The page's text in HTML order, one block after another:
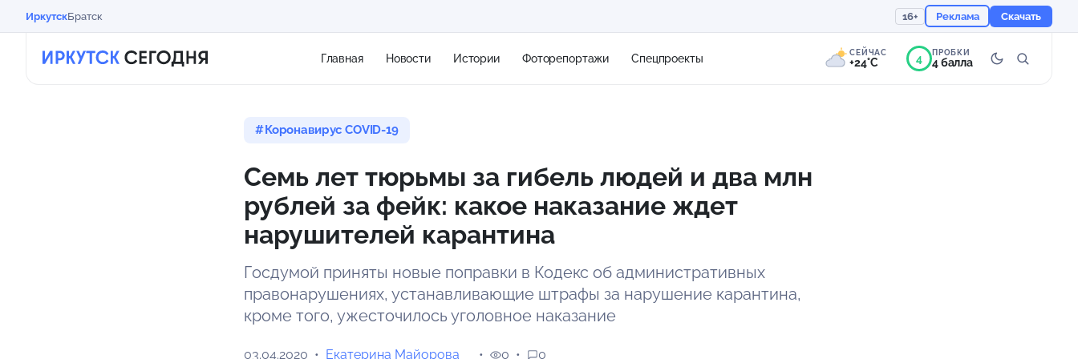
ИркутскБратск 16+ Реклама Скачать
Главная Новости Истории Фоторепортажи Спецпроекты СЕЙЧАС
+24°C
Ощущается как +24
15 м/с
4 ПРОБКИ
4 балла
Коронавирус COVID-19
Семь лет тюрьмы за гибель людей и два млн
рублей за фейк: какое наказание ждет
нарушителей карантина
Госдумой приняты новые поправки в Кодекс об административных
правонарушениях, устанавливающие штрафы за нарушение карантина,
кроме того, ужесточилось уголовное наказание
03.04.2020 Екатерина Майорова 0 0